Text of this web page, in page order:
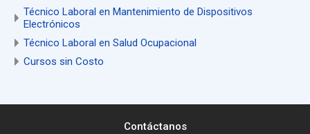
Técnico Laboral en Mantenimiento de Dispositivos
Electrónicos
Técnico Laboral en Salud Ocupacional
Cursos sin Costo
Contáctanos